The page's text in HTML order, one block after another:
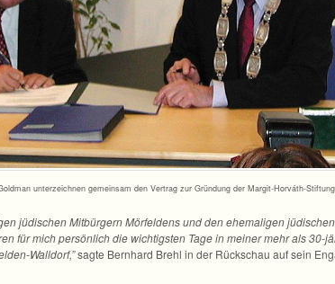
unter­zeich­nen gemein­sam den Ver­trag zur Grün­dung der Margit-Horváth-
jüdi­schen Mit­bür­gern Mör­fel­dens und den ehe­ma­li­gen
für mich per­sön­lich die wich­tigs­ten Tage in mei­ner mehr als 30-
Walldorf,”sagte Bern­hard Brehl in der Rück­schau auf sein